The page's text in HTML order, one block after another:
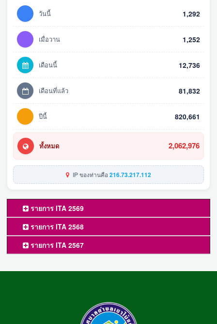
วันนี้ 1,292
เมื่อวาน 1,252
เดือนนี้ 12,736
เดือนที่แล้ว 81,832
ปีนี้ 820,661
ทั้งหมด 2,062,976
IP ของท่านคือ216.73.217.112
รายการ ITA 2569
รายการ ITA 2568
รายการ ITA 2567